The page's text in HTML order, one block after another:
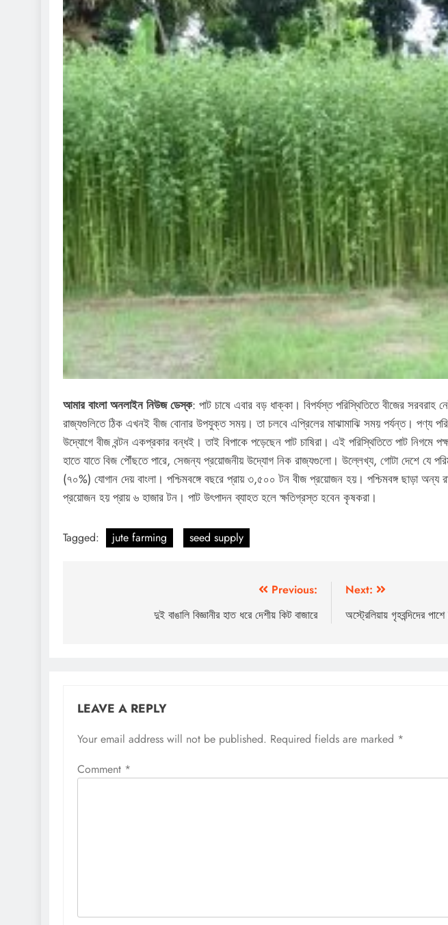
আমার বাংলা অনলাইন নিউজ ডেস্ক: পাট চাষে এবার বড় ধাক্কা। বিপর্যস্ত পরিস্থিতিতে বীজের সরবরাহ
রাজ্যগুলিতে ঠিক এখনই বীজ বোনার উপযুক্ত সময়। তা চলবে এপ্রিলের মাঝামাঝি সময় পর্যন্ত। পণ্য
উদ্যোগে বীজ বন্টন একপ্রকার বন্ধই। তাই বিপাকে পড়েছেন পাট চাষিরা। এই পরিস্থিতিতে পাট নিগমে
হাতে যাতে বিজ পৌঁছতে পারে, সেজন্য প্রয়োজনীয় উদ্যোগ নিক রাজ্যগুলো। উল্লেখ্য, গোটা দেশে যে
(৭০%) যোগান দেয় বাংলা। পশ্চিমবঙ্গে বছরে প্রায় ৩,৫০০ টন বীজ প্রয়োজন হয়। পশ্চিমবঙ্গ ছাড়া অন্য
প্রয়োজন হয় প্রায় ৬ হাজার টন। পাট উৎপাদন ব্যাহত হলে ক্ষতিগ্রস্ত হবেন কৃষকরা।
Tagged: jute farming seed supply
navigation
Previous:
দুই বাঙালি বিজ্ঞানীর হাত ধরে দেশীয় কিট বাজারে
Next:
অস্ট্রেলিয়ায় গৃহবন্দিদের
LEAVE A REPLY
Your email address will not be published. Required fields are marked *
Comment *